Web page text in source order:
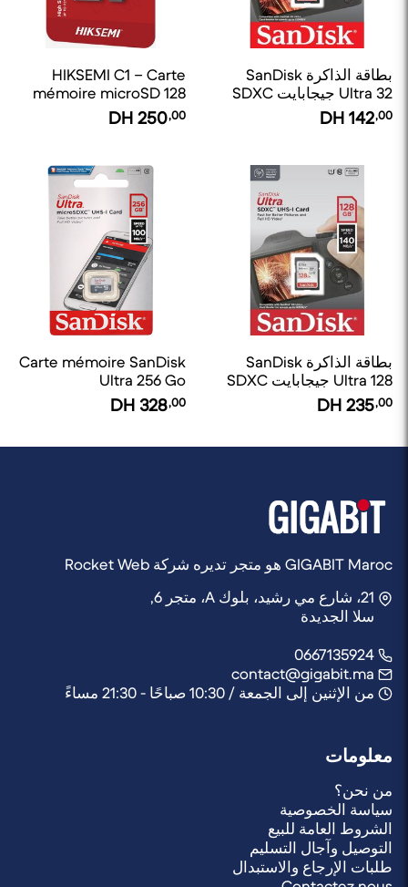
بطاقة الذاكرة SanDisk
Ultra 32 جيجابايت SDXC
UHS-I
142,00
HIKSEMI C1 – Carte
mémoire microSD 128
Go v30
250,00
بطاقة الذاكرة SanDisk
Ultra 128 جيجابايت SDXC
UHS-I
235,00
Carte mémoire SanDisk
Ultra 256 Go
microSDXC 100 mbps A1
CL10
328,00
GIGABIT Maroc هو متجر تديره شركة Rocket Web
21، شارع مي رشيد، بلوك A، متجر 6,
سلا الجديدة
من الإثنين إلى الجمعة / 10:30 صباحًا - 21:30 مساءً
معلومات
من نحن؟
سياسة الخصوصية
الشروط العامة للبيع
التوصيل وآجال التسليم
طلبات الإرجاع والاستبدال